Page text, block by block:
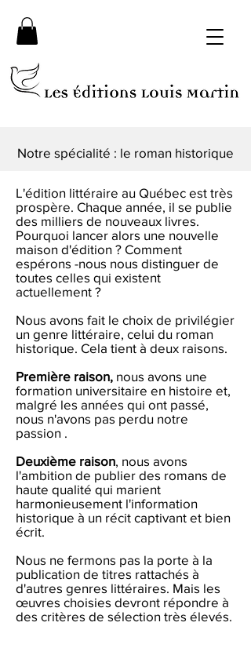
Notre spécialité : le roman historique
L'édition littéraire au Québec est très
prospère. Chaque année, il se publie
des milliers de nouveaux livres.
Pourquoi lancer alors une nouvelle
maison d'édition ? Comment
espérons -nous nous distinguer de
toutes celles qui existent
actuellement ?
Nous avons fait le choix de privilégier
un genre littéraire, celui du roman
historique. Cela tient à deux raisons.
Première raison, nous avons une
formation universitaire en histoire et,
malgré les années qui ont passé,
nous n'avons pas perdu notre
passion .
Deuxième raison , nous avons
l'ambition de publier des romans de
haute qualité qui marient
harmonieusement l'information
historique à un récit captivant et bien
écrit.
Nous ne fermons pas la porte à la
publication de titres rattachés à
d'autres genres littéraires. Mais les
œuvres choisies devront répondre à
des critères de sélection très élevés.